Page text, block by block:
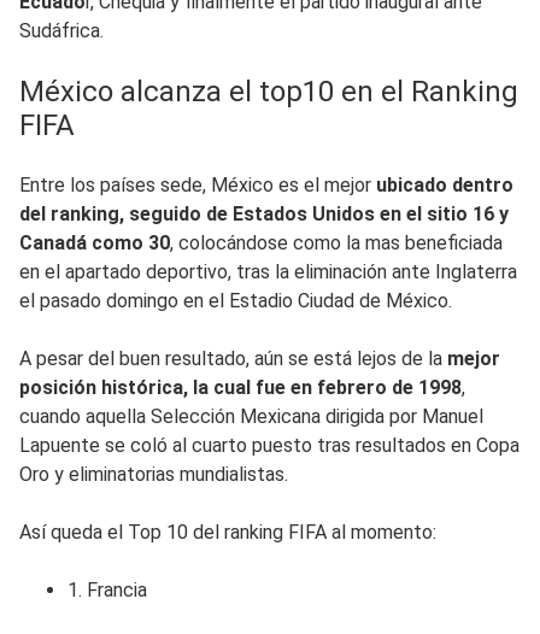
Sudáfrica.
México alcanza el top10 en el Ranking
FIFA
Entre los países sede, México es el mejor ubicado dentro
del ranking, seguido de Estados Unidos en el sitio 16 y
Canadá como 30, colocándose como la mas beneficiada
en el apartado deportivo, tras la eliminación ante Inglaterra
el pasado domingo en el Estadio Ciudad de México.
A pesar del buen resultado, aún se está lejos de la mejor
posición histórica, la cual fue en febrero de 1998,
cuando aquella Selección Mexicana dirigida por Manuel
Lapuente se coló al cuarto puesto tras resultados en Copa
Oro y eliminatorias mundialistas.
Así queda el Top 10 del ranking FIFA al momento:
1. Francia